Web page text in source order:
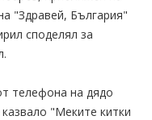
"Здравей, България"
споделял за
телефона на дядо
"Меките китки